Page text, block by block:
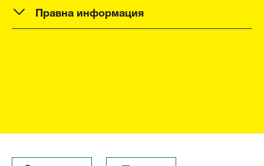
Правна информация